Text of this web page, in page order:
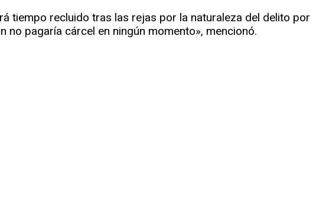
tiempo recluido tras las rejas por la naturaleza del delito por
no pagaría cárcel en ningún momento», mencionó.